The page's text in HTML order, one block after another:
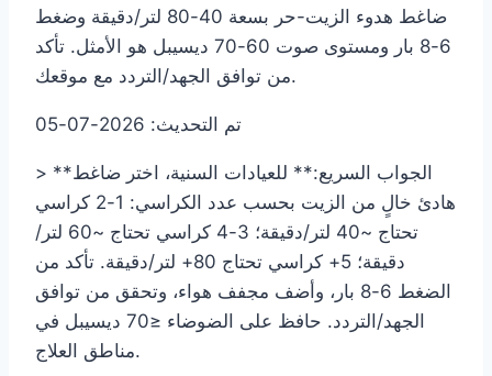
ضاغط هدوء الزيت-حر بسعة 40-80 لتر/دقيقة وضغط
6-8 بار ومستوى صوت 60-70 ديسيبل هو الأمثل. تأكد
من توافق الجهد/التردد مع موقعك.
تم التحديث: 2026-07-05
> **الجواب السريع:** للعيادات السنية، اختر ضاغط
هادئ خالٍ من الزيت بحسب عدد الكراسي: 1-2 كراسي
تحتاج ~40 لتر/دقيقة؛ 3-4 كراسي تحتاج ~60 لتر/
دقيقة؛ 5+ كراسي تحتاج 80+ لتر/دقيقة. تأكد من
الضغط 6-8 بار، وأضف مجفف هواء، وتحقق من توافق
الجهد/التردد. حافظ على الضوضاء ≤70 ديسيبل في
مناطق العلاج.